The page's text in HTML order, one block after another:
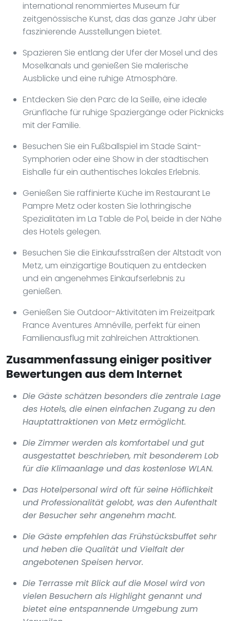
international renommiertes Museum für
zeitgenössische Kunst, das das ganze Jahr über
faszinierende Ausstellungen bietet.
Spazieren Sie entlang der Ufer der Mosel und des
Moselkanals und genießen Sie malerische
Ausblicke und eine ruhige Atmosphäre.
Entdecken Sie den Parc de la Seille, eine ideale
Grünfläche für ruhige Spaziergänge oder Picknicks
mit der Familie.
Besuchen Sie ein Fußballspiel im Stade Saint-
Symphorien oder eine Show in der städtischen
Eishalle für ein authentisches lokales Erlebnis.
Genießen Sie raffinierte Küche im Restaurant Le
Pampre Metz oder kosten Sie lothringische
Spezialitäten im La Table de Pol, beide in der Nähe
des Hotels gelegen.
Besuchen Sie die Einkaufsstraßen der Altstadt von
Metz, um einzigartige Boutiquen zu entdecken
und ein angenehmes Einkaufserlebnis zu
genießen.
Genießen Sie Outdoor-Aktivitäten im Freizeitpark
France Aventures Amnéville, perfekt für einen
Familienausflug mit zahlreichen Attraktionen.
Zusammenfassung einiger positiver
Bewertungen aus dem Internet
Die Gäste schätzen besonders die zentrale Lage
des Hotels, die einen einfachen Zugang zu den
Hauptattraktionen von Metz ermöglicht.
Die Zimmer werden als komfortabel und gut
ausgestattet beschrieben, mit besonderem Lob
für die Klimaanlage und das kostenlose WLAN.
Das Hotelpersonal wird oft für seine Höflichkeit
und Professionalität gelobt, was den Aufenthalt
der Besucher sehr angenehm macht.
Die Gäste empfehlen das Frühstücksbuffet sehr
und heben die Qualität und Vielfalt der
angebotenen Speisen hervor.
Die Terrasse mit Blick auf die Mosel wird von
vielen Besuchern als Highlight genannt und
bietet eine entspannende Umgebung zum